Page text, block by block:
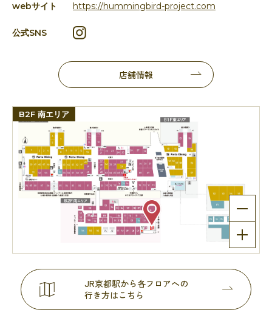
webサイト https://hummingbird-project.com
公式SNS
店舗情報
B2F 南エリア
JR京都駅から各フロアへの
行き方はこちら